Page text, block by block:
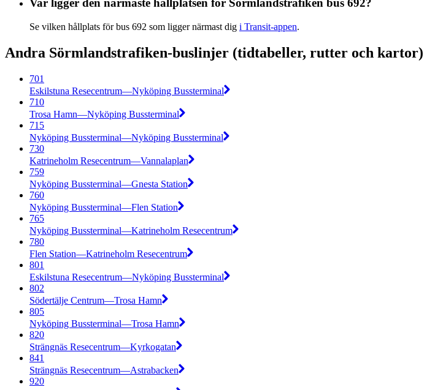
Var ligger den närmaste hållplatsen för Sörmlandstrafiken bus 692?
Se vilken hållplats för bus 692 som ligger närmast dig i Transit-appen.
Andra Sörmlandstrafiken-buslinjer (tidtabeller, rutter och kartor)
701
Eskilstuna Resecentrum—Nyköping Bussterminal
710
Trosa Hamn—Nyköping Bussterminal
715
Nyköping Bussterminal—Nyköping Bussterminal
730
Katrineholm Resecentrum—Vannalaplan
759
Nyköping Bussterminal—Gnesta Station
760
Nyköping Bussterminal—Flen Station
765
Nyköping Bussterminal—Katrineholm Resecentrum
780
Flen Station—Katrineholm Resecentrum
801
Eskilstuna Resecentrum—Nyköping Bussterminal
802
Södertälje Centrum—Trosa Hamn
805
Nyköping Bussterminal—Trosa Hamn
820
Strängnäs Resecentrum—Kyrkogatan
841
Strängnäs Resecentrum—Astrabacken
920